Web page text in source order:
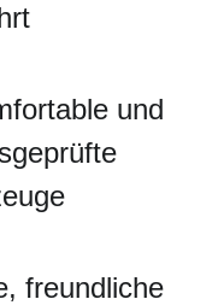
und
freundliche